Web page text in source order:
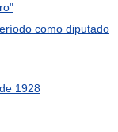
como diputado
1928